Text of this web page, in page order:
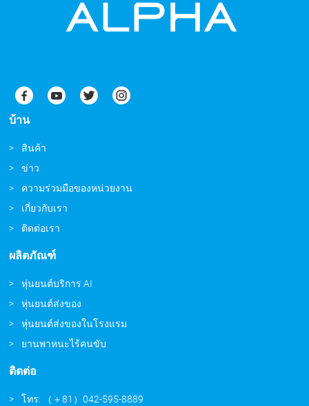
บ้าน
สินค้า
ข่าว
ความร่วมมือของหน่วยงาน
เกี่ยวกับเรา
ติดต่อเรา
ผลิตภัณฑ์
หุ่นยนต์บริการ AI
หุ่นยนต์ส่งของ
หุ่นยนต์ส่งของในโรงแรม
ยานพาหนะไร้คนขับ
ติดต่อ
โทร: （＋81）042-595-8889